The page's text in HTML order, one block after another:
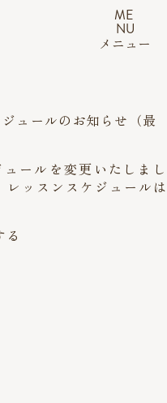
ME
NU
メニュー
ュールのお知らせ（最
ールを変更いたしまし
レッスンスケジュールは
る